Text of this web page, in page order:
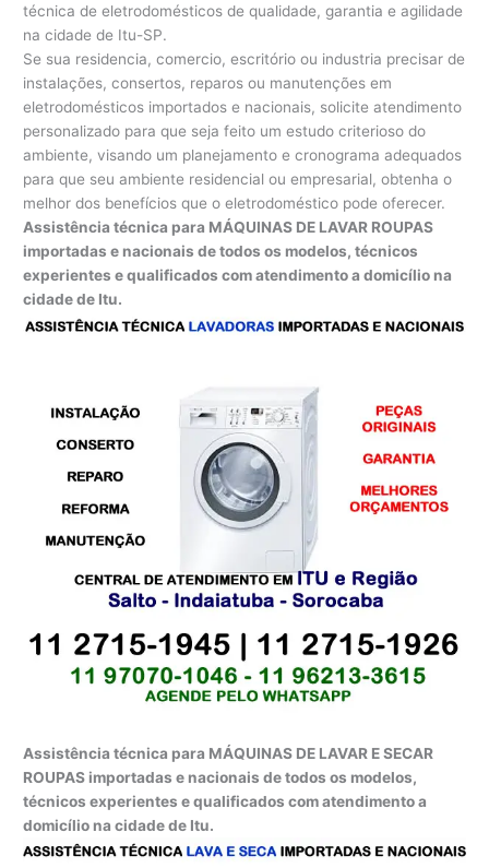
técnica de eletrodomésticos de qualidade, garantia e agilidade
na cidade de Itu-SP.
Se sua residencia, comercio, escritório ou industria precisar de
instalações, consertos, reparos ou manutenções em
eletrodomésticos importados e nacionais, solicite atendimento
personalizado para que seja feito um estudo criterioso do
ambiente, visando um planejamento e cronograma adequados
para que seu ambiente residencial ou empresarial, obtenha o
melhor dos benefícios que o eletrodoméstico pode oferecer.
Assistência técnica para MÁQUINAS DE LAVAR ROUPAS
importadas e nacionais de todos os modelos, técnicos
experientes e qualificados com atendimento a domicílio na
cidade de Itu.
Assistência técnica para MÁQUINAS DE LAVAR E SECAR
ROUPAS importadas e nacionais de todos os modelos,
técnicos experientes e qualificados com atendimento a
domicílio na cidade de Itu.